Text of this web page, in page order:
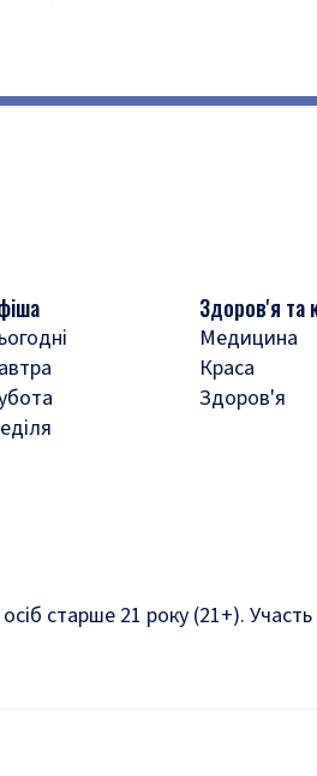
Здоров'я та
Медицина
Краса
Здоров'я
старше 21 року (21+).